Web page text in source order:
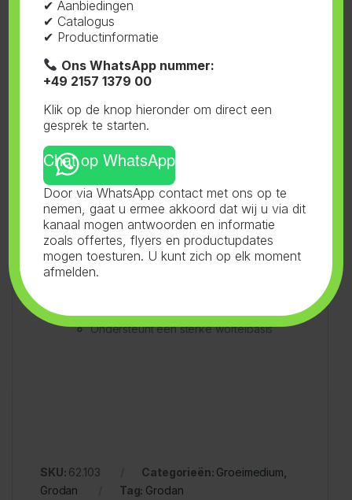
Voorbereiden:
Dompel de blokken onder in water met
een pH van 5,5–5,8
Laat ze volledig verzadigen en uitlekken
Planten:
Plaats je stek of zaailing in het
voorgeboorde gat van 38 mm
Zorg dat het stekje stevig zit zonder te
diep te gaan
Doorgroeien:
Ondersteunt een sterke wortelbasis
SKU: 62.103 Categorieën: Groeimedium
Grodan
Tag: Grodan
✔ Aanbiedingen
✔ Catalogus
✔ Productinformatie
Ons WhatsApp nummer:
+49 2157 1379 00
Klik op de knop hieronder om direct een
gesprek te starten.
Chat op WhatsApp
Door via WhatsApp contact met ons op te
nemen, gaat u ermee akkoord dat wij u via dit
kanaal mogen antwoorden en informatie
zoals offertes, flyers en productupdates
mogen toesturen. U kunt zich op elk moment
afmelden.